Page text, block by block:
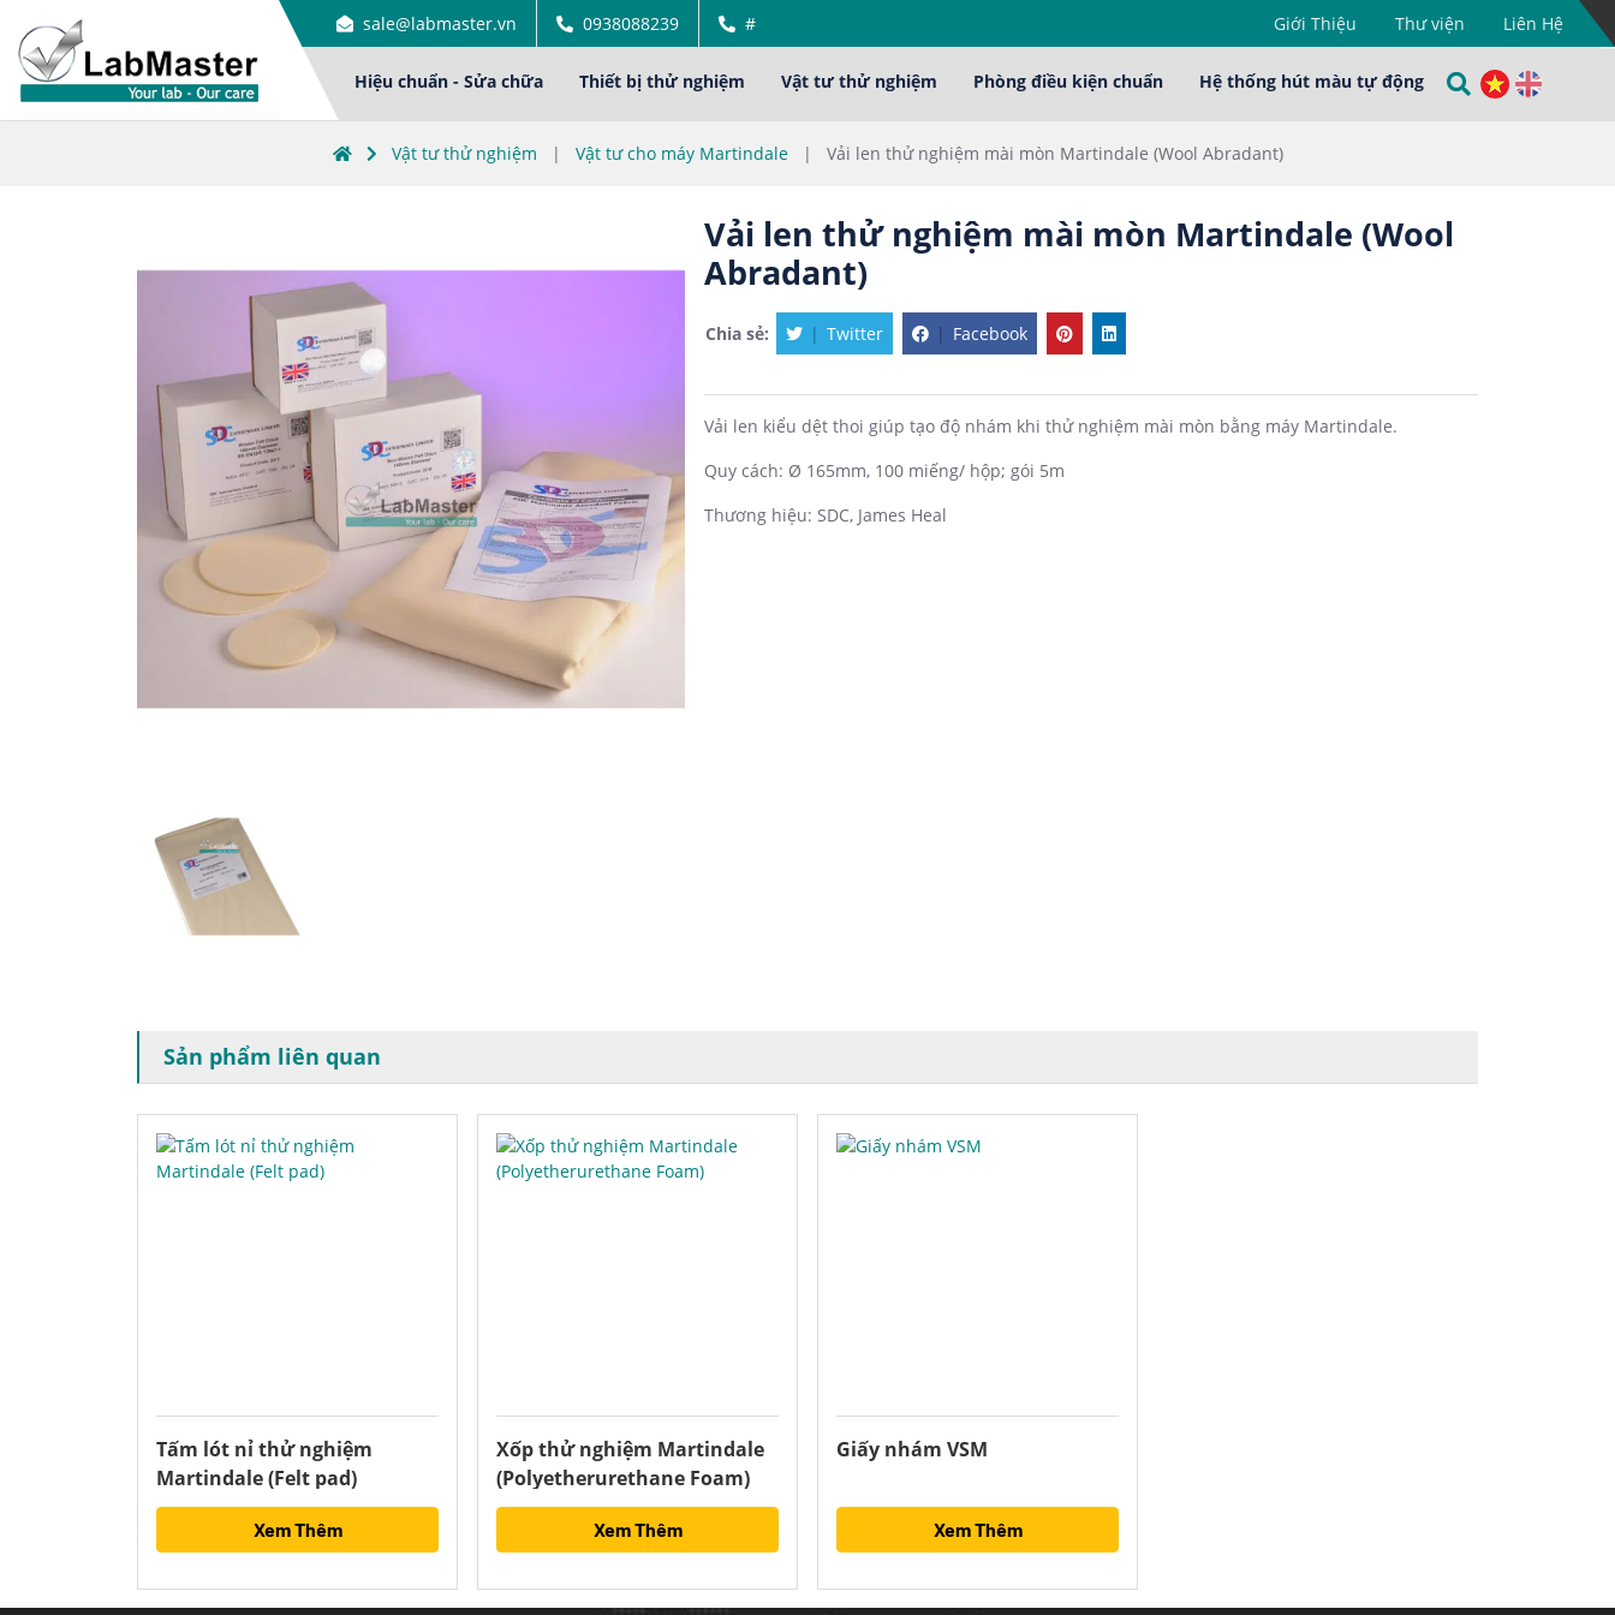
sale@labmaster.vn 0938088239 # Giới Thiệu Thư viện Liên Hệ
Hiệu chuẩn - Sửa chữa Thiết bị thử nghiệm Vật tư thử nghiệm Phòng điều kiện chuẩn Hệ thống hút màu tự động
Vật tư thử nghiệm | Vật tư cho máy Martindale | Vải len thử nghiệm mài mòn Martindale (Wool Abradant)
Vải len thử nghiệm mài mòn Martindale (Wool
Abradant)
Chia sẻ: | Twitter | Facebook
Vải len kiểu dệt thoi giúp tạo độ nhám khi thử nghiệm mài mòn bằng máy Martindale.
Quy cách: Ø 165mm, 100 miếng/ hộp; gói 5m
Thương hiệu: SDC, James Heal
Sản phẩm liên quan
Tấm lót nỉ thử nghiệm
Martindale (Felt pad)
Xem Thêm
Xốp thử nghiệm Martindale
(Polyetherurethane Foam)
Xem Thêm
Giấy nhám VSM
Xem Thêm